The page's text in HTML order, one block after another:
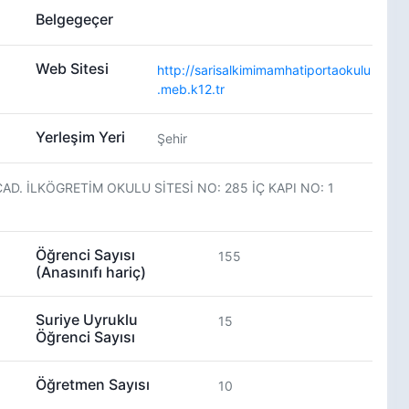
Belgegeçer
Web Sitesi
http://sarisalkimimamhatiportaokulu
.meb.k12.tr
Yerleşim Yeri Şehir
İLKÖGRETİM OKULU SİTESİ NO: 285 İÇ KAPI NO: 1
Öğrenci Sayısı
(Anasınıfı hariç)
155
Suriye Uyruklu
Öğrenci Sayısı
15
Öğretmen Sayısı 10